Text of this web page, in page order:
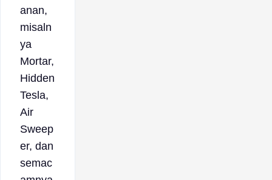
anan,
misaln
ya
Mortar,
Hidden
Tesla,
Air
Sweep
er, dan
semac